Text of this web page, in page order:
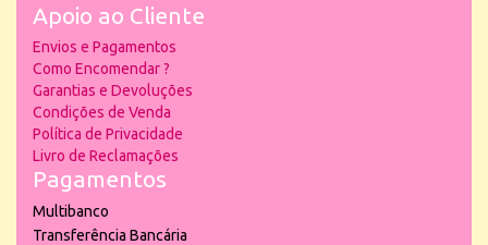
Apoio ao Cliente
Envios e Pagamentos
Como Encomendar ?
Garantias e Devoluções
Condições de Venda
Política de Privacidade
Livro de Reclamações
Pagamentos
Multibanco
Transferência Bancária